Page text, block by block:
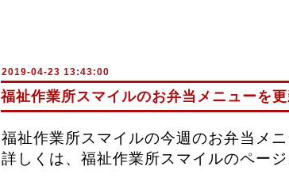
2019-04-23 13:43:00
福祉作業所スマイルのお弁当メニューを
福祉作業所スマイルの今週のお弁当メ
詳しくは、福祉作業所スマイルのページ